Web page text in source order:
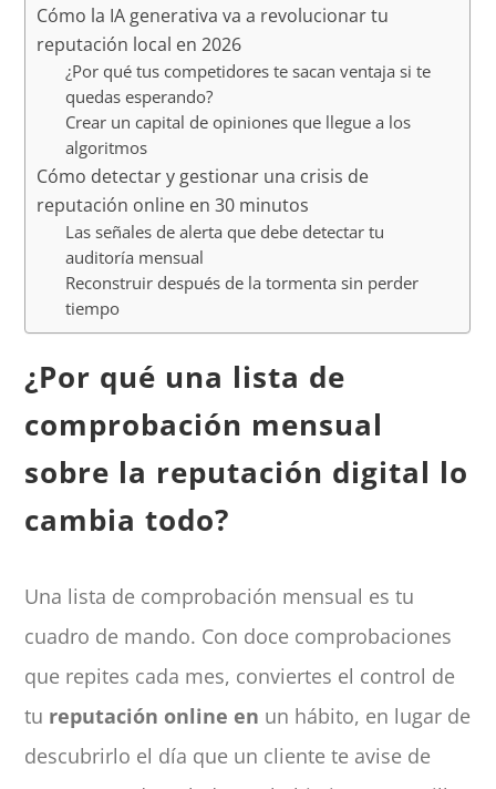
Cómo la IA generativa va a revolucionar tu
reputación local en 2026
¿Por qué tus competidores te sacan ventaja si te
quedas esperando?
Crear un capital de opiniones que llegue a los
algoritmos
Cómo detectar y gestionar una crisis de
reputación online en 30 minutos
Las señales de alerta que debe detectar tu
auditoría mensual
Reconstruir después de la tormenta sin perder
tiempo
¿Por qué una lista de
comprobación mensual
sobre la reputación digital lo
cambia todo?
Una lista de comprobación mensual es tu
cuadro de mando. Con doce comprobaciones
que repites cada mes, conviertes el control de
tu reputación online en un hábito, en lugar de
descubrirlo el día que un cliente te avise de